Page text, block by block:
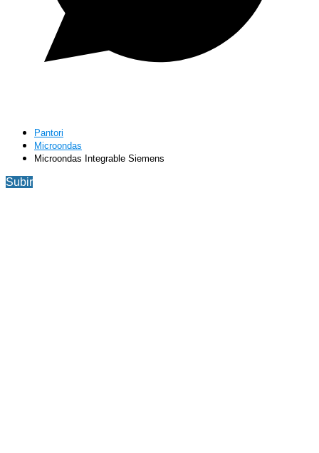
Pantori
Microondas
Microondas Integrable Siemens
Subir